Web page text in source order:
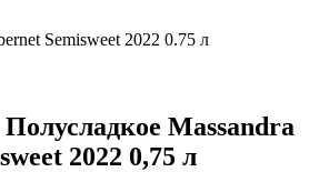
Semisweet 2022 0.75 л
Massandra
2022 0,75 л